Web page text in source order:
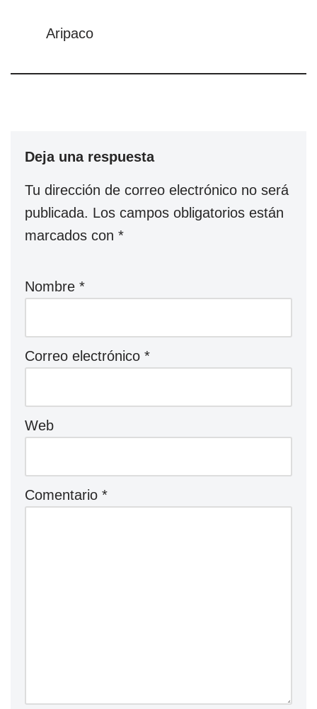
Aripaco
Deja una respuesta
Tu dirección de correo electrónico no será
publicada. Los campos obligatorios están
marcados con *
Nombre *
Correo electrónico *
Web
Comentario *